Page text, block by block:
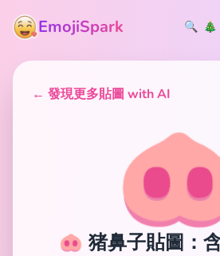
EmojiSpark 🔍 🎄
← 發現更多貼圖 with AI
🐽 猪鼻子貼圖：